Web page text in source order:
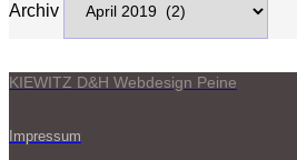
Archiv
KIEWITZ D&H Webdesign Peine
Impressum